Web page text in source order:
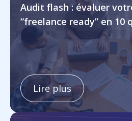
Audit flash : évaluer
“freelance ready” en 10
Lire plus